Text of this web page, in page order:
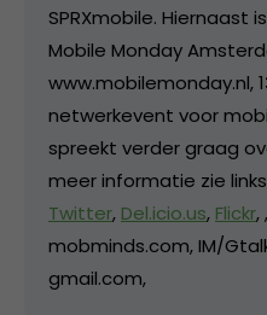
SPRXmobile. Hiernaast
Mobile Monday
www.mobilemonday.nl,
netwerkevent voor
spreekt verder graag
meer informatie zie
Twitter, Del.icio.us, Flickr,,
mobminds.com, IM/
gmail.com,